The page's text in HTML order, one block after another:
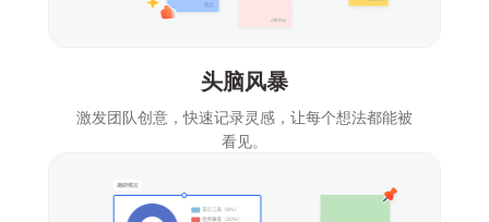
头脑风暴
激发团队创意，快速记录灵感，让每个想法都能被
看见。